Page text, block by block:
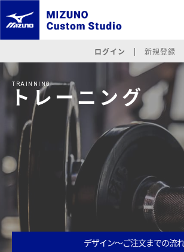
ログイン 新規登録
TRAINNING
トレーニング
デザイン～ご注文までの流れ